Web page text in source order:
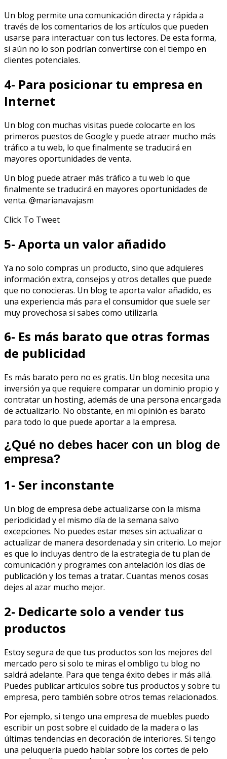
Un blog permite una comunicación directa y rápida a
través de los comentarios de los artículos que pueden
usarse para interactuar con tus lectores. De esta forma,
si aún no lo son podrían convertirse con el tiempo en
clientes potenciales.
4- Para posicionar tu empresa en
Internet
Un blog con muchas visitas puede colocarte en los
primeros puestos de Google y puede atraer mucho más
tráfico a tu web, lo que finalmente se traducirá en
mayores oportunidades de venta.
Un blog puede atraer más tráfico a tu web lo que
finalmente se traducirá en mayores oportunidades de
venta. @marianavajasm
Click To Tweet
5- Aporta un valor añadido
Ya no solo compras un producto, sino que adquieres
información extra, consejos y otros detalles que puede
que no conocieras. Un blog te aporta valor añadido, es
una experiencia más para el consumidor que suele ser
muy provechosa si sabes como utilizarla.
6- Es más barato que otras formas
de publicidad
Es más barato pero no es gratis. Un blog necesita una
inversión ya que requiere comparar un dominio propio y
contratar un hosting, además de una persona encargada
de actualizarlo. No obstante, en mi opinión es barato
para todo lo que puede aportar a la empresa.
¿Qué no debes hacer con un blog de
empresa?
1- Ser inconstante
Un blog de empresa debe actualizarse con la misma
periodicidad y el mismo día de la semana salvo
excepciones. No puedes estar meses sin actualizar o
actualizar de manera desordenada y sin criterio. Lo mejor
es que lo incluyas dentro de la estrategia de tu plan de
comunicación y programes con antelación los días de
publicación y los temas a tratar. Cuantas menos cosas
dejes al azar mucho mejor.
2- Dedicarte solo a vender tus
productos
Estoy segura de que tus productos son los mejores del
mercado pero si solo te miras el ombligo tu blog no
saldrá adelante. Para que tenga éxito debes ir más allá.
Puedes publicar artículos sobre tus productos y sobre tu
empresa, pero también sobre otros temas relacionados.
Por ejemplo, si tengo una empresa de muebles puedo
escribir un post sobre el cuidado de la madera o las
últimas tendencias en decoración de interiores. Si tengo
una peluquería puedo hablar sobre los cortes de pelo